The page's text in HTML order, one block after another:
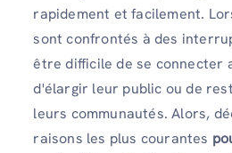
rapidement et facilement.
sont confrontés à des
être difficile de se connecter
d'élargir leur public ou de
leurs communautés. Alors,
raisons les plus courantes